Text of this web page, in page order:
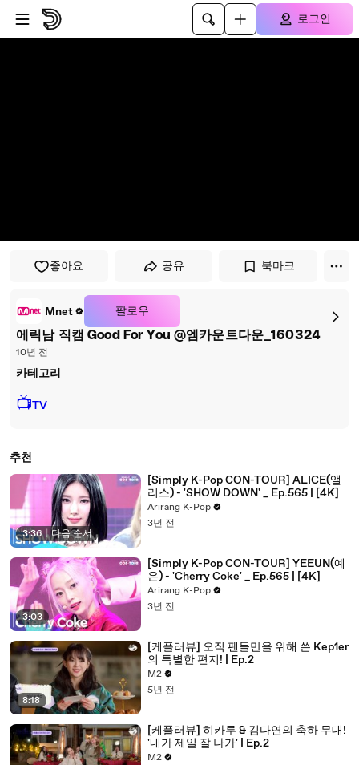
플레이어로 건너뛰기
본문으로 건너뛰기
로그인
좋아요 공유 북마크
Mnet 팔로우
에릭남 직캠 Good For You @엠카운트다운_160324
10년 전
카테고리
📺TV
추천
3:36 | 다음 순서
[Simply K-Pop CON-TOUR] ALICE(앨
리스) - 'SHOW DOWN' _ Ep.565 | [4K]
Arirang K-Pop
3년 전
3:03
[Simply K-Pop CON-TOUR] YEEUN(예
은) - 'Cherry Coke' _ Ep.565 | [4K]
Arirang K-Pop
3년 전
8:18
[케플러뷰] 오직 팬들만을 위해 쓴 Kep1er
의 특별한 편지! | Ep.2
M2
5년 전
[케플러뷰] 히카루 & 김다연의 축하 무대!
'내가 제일 잘 나가' | Ep.2
M2